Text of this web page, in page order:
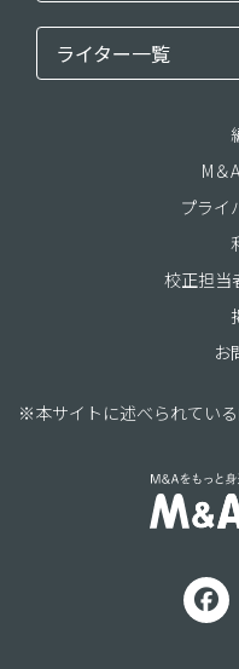
ライター一覧
M＆
プライ
校正担当
お
※本サイトに述べられている